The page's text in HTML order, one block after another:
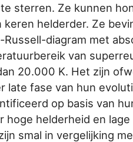
sterren. Ze kunnen
helderder. Ze
diagram met
van
20.000 K. Het zijn
late fase van hun
op basis van
hoge helderheid en lage
smal in vergelijking